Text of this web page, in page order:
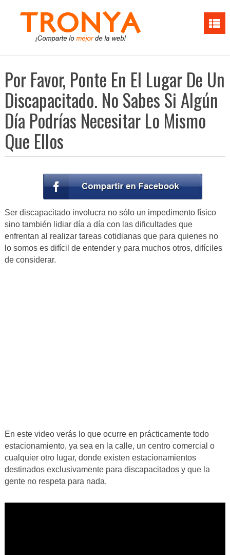
Por Favor, Ponte En El Lugar De Un
Discapacitado. No Sabes Si Algún
Día Podrías Necesitar Lo Mismo
Que Ellos
Ser discapacitado involucra no sólo un impedimento físico
sino también lidiar día a día con las dificultades que
enfrentan al realizar tareas cotidianas que para quienes no
lo somos es difícil de entender y para muchos otros, difíciles
de considerar.
En este video verás lo que ocurre en prácticamente todo
estacionamiento, ya sea en la calle, un centro comercial o
cualquier otro lugar, donde existen estacionamientos
destinados exclusivamente para discapacitados y que la
gente no respeta para nada.